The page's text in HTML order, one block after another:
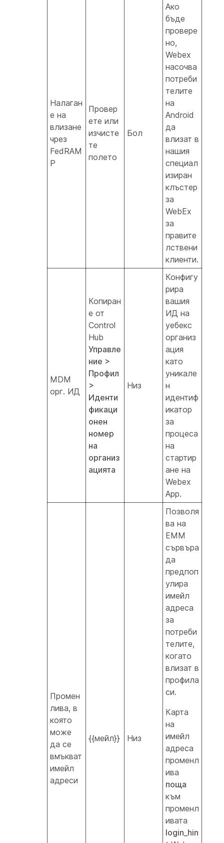
Налаган
е на
влизане
чрез
FedRAM
P
Провер
ете или
изчисте
те
полето
Бол
Ако
бъде
провере
но,
Webex
насочва
потреби
телите
на
Android
да
влизат в
нашия
специал
изиран
клъстер
за
WebEx
за
правите
лствени
клиенти.
MDM
орг. ИД
Копиран
е от
Control
Hub
Управле
ние >
Профил
>
Иденти
фикаци
онен
номер
на
организ
ацията
Низ
Конфигу
рира
вашия
ИД на
уебекс
организ
ация
като
уникале
н
идентиф
икатор
за
процеса
на
стартир
ане на
Webex
App.
Промен
лива, в
която
може
да се
вмъкват
имейл
адреси
{{мейл}} Низ
Позволя
ва на
EMM
сървъра
да
предпоп
улира
имейл
адреса
за
потреби
телите,
когато
влизат в
профила
си.
Карта
на
имейл
адреса
променл
ива
поща
към
променл
ивата
login_hin